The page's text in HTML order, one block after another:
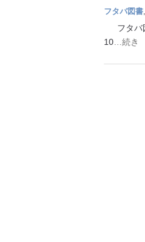
フタバ図書,
フタバ
10 …続き